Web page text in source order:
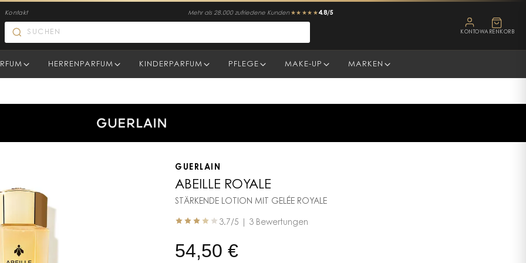
Kontakt Mehr als 28.000 zufriedene Kunden ★★★★★ 4.8/5
KONTOWARENKORB
HERRENPARFUM KINDERPARFUM PFLEGE MAKE-UP MARKEN
GUERLAIN
ABEILLE ROYALE
STÄRKENDE LOTION MIT GELÉE ROYALE
3.7/5 | 3 Bewertungen
54,50 €